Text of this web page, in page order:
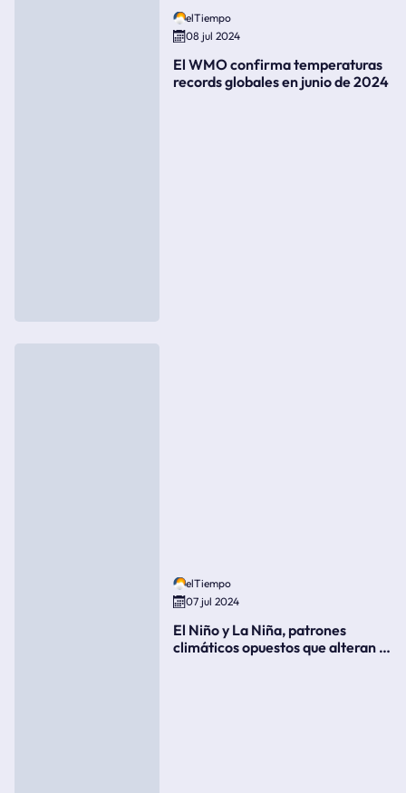
elTiempo
08 jul 2024
El WMO confirma temperaturas
records globales en junio de 2024
elTiempo
07 jul 2024
El Niño y La Niña, patrones
climáticos opuestos que alteran la